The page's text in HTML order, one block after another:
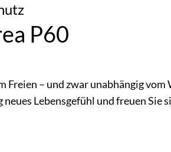
P60
Freien – und zwar unabhängig
Lebensgefühl und freuen Sie